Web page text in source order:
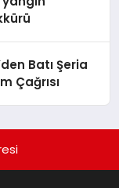
Batı Şeria
Çağrısı